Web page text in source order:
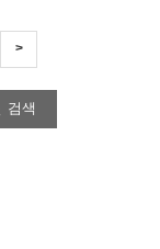
>
검색